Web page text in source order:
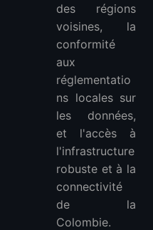
des régions
voisines, la
conformité
aux
réglementatio
ns locales sur
les données,
et l'accès à
l'infrastructure
robuste et à la
connectivité
de la
Colombie.